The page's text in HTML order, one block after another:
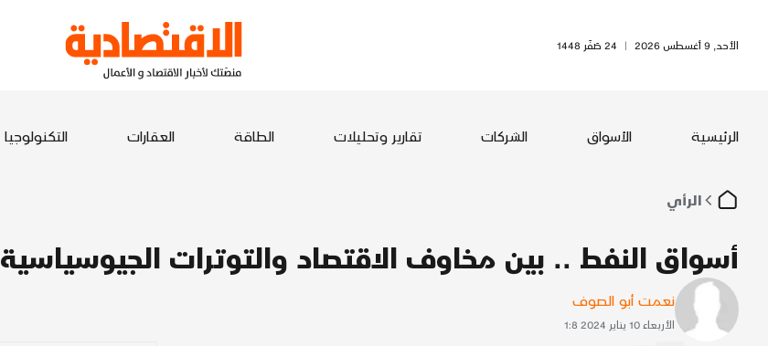
الأحد, 9 أغسطس 2026 | 24 صَفَر 1448
الرئيسية الأسواق الشركات تقارير وتحليلات الطاقة العقارات التكنولوجيا
الرأي
أسواق النفط .. بين مخاوف الاقتصاد والتوترات الجيوسياسية
نعمت أبو الصوف
الأربعاء 10 يناير 2024 1:8